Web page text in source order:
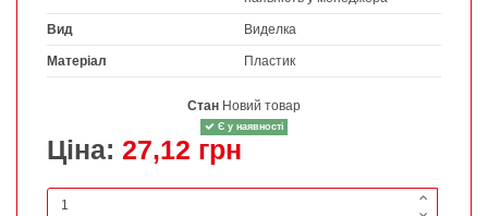
Вид Виделка
Матеріал Пластик
Стан Новий товар
Є у наявності
Ціна: 27,12 грн